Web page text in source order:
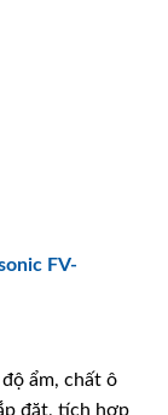
FV-
độ ẩm, chất ô
đặt, tích hợp